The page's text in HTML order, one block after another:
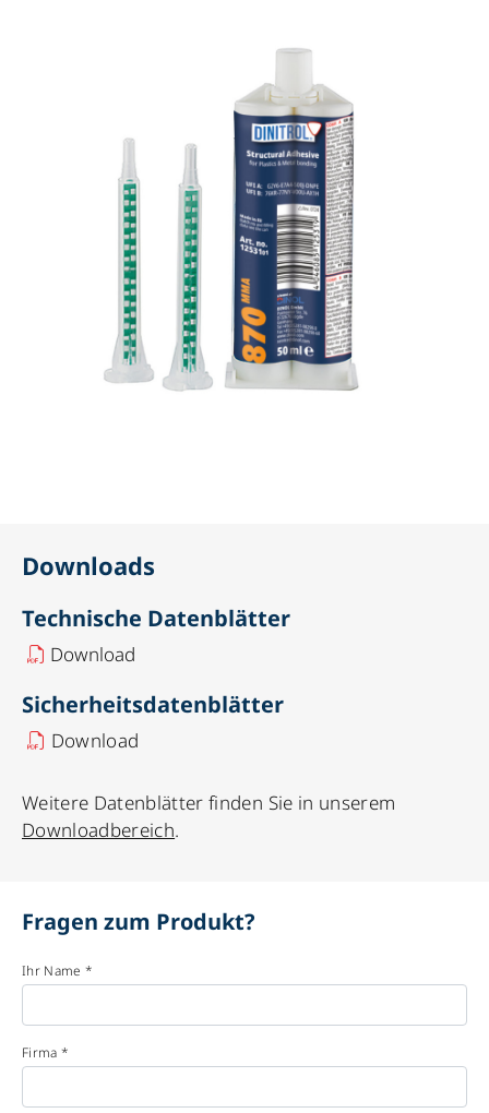
Downloads
Technische Datenblätter
Download
Sicherheitsdatenblätter
Download
Weitere Datenblätter finden Sie in unserem
Downloadbereich.
Fragen zum Produkt?
Ihr Name *
Firma *